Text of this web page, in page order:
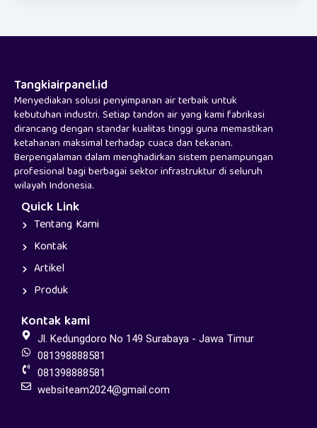
Tangkiairpanel.id
Menyediakan solusi penyimpanan air terbaik untuk
kebutuhan industri. Setiap tandon air yang kami fabrikasi
dirancang dengan standar kualitas tinggi guna memastikan
ketahanan maksimal terhadap cuaca dan tekanan.
Berpengalaman dalam menghadirkan sistem penampungan
profesional bagi berbagai sektor infrastruktur di seluruh
wilayah Indonesia.
Quick Link
Tentang Kami
Kontak
Artikel
Produk
Kontak kami
Jl. Kedungdoro No 149 Surabaya - Jawa Timur
081398888581
081398888581
websiteam2024@gmail.com